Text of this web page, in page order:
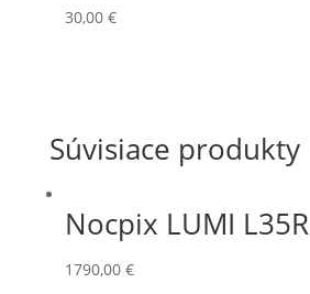
30,00 €
Súvisiace produkty
Nocpix LUMI L35R
1790,00 €